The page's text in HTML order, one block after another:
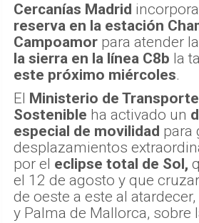
Cercanías Madrid
reserva en la estación
Campoamor para atender la
la sierra en la línea C8b la
este próximo miércoles.
El Ministerio de
Sostenible ha activado un
especial de movilidad para
desplazamientos
por el eclipse total de Sol,
el 12 de agosto y que
de oeste a este al
y Palma de Mallorca, sobre